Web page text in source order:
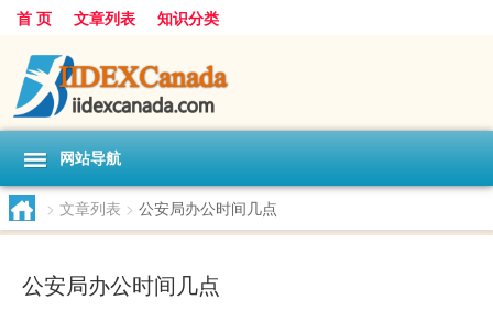
首 页 文章列表 知识分类
网站导航
> 文章列表 > 公安局办公时间几点
公安局办公时间几点